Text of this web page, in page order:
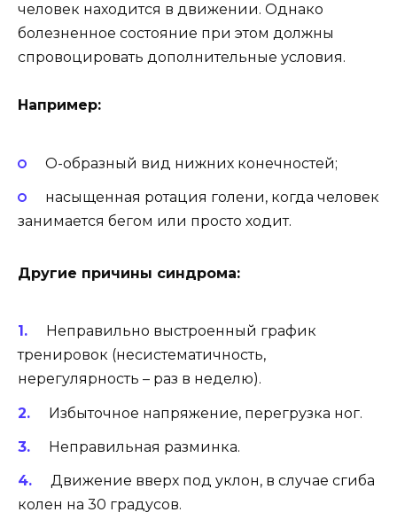
человек находится в движении. Однако
болезненное состояние при этом должны
спровоцировать дополнительные условия.
Например:
О-образный вид нижних конечностей;
насыщенная ротация голени, когда человек
занимается бегом или просто ходит.
Другие причины синдрома:
Неправильно выстроенный график
тренировок (несистематичность,
нерегулярность – раз в неделю).
Избыточное напряжение, перегрузка ног.
Неправильная разминка.
Движение вверх под уклон, в случае сгиба
колен на 30 градусов.